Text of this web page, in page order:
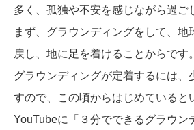
多く、孤独や不安を感じながら過ご
まず、グラウンディングをして、地
戻し、地に足を着けることからです。
グラウンディングが定着するには、
すので、この頃からはじめていると
YouTubeに「３分でできるグラウン